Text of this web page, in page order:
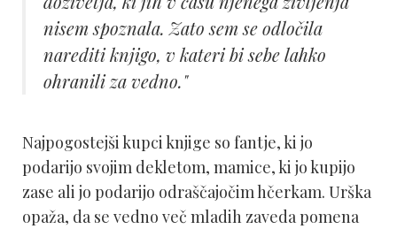
nisem spoznala. Zato sem se odločila
narediti knjigo, v kateri bi sebe lahko
ohranili za vedno."
Najpogostejši kupci knjige so fantje, ki jo
podarijo svojim dekletom, mamice, ki jo kupijo
zase ali jo podarijo odraščajočim hčerkam. Urška
opaža, da se vedno več mladih zaveda pomena